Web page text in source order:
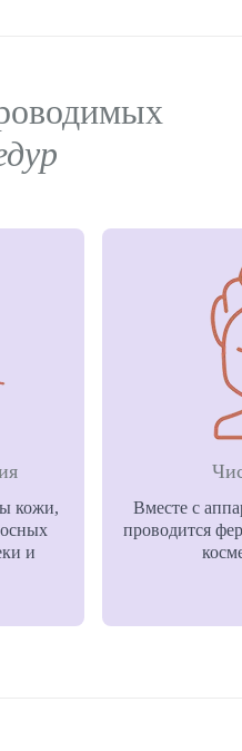
кожи,
и
Вместе с
проводится